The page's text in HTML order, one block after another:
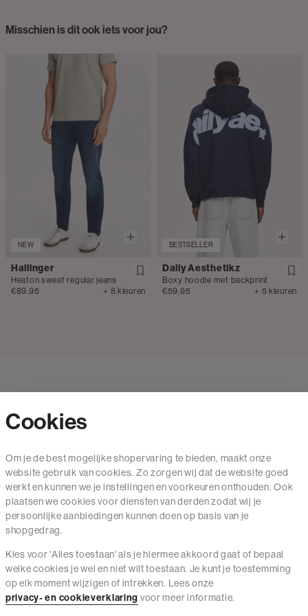
Misschien is dit ook iets voor jou?
NEW
Hallinger
Heaton sweat regular jeans
€89.95
+ 8 kleuren
BESTSELLER
Daily Aesthetikz
Boxy hoodie met backprint
€59.95
+ 5 kleuren
Mail ons
020 - 3412 650
Van maandag t/m vrijdag van 8.30 uur tot 18.00 uur.
Service
Wij zijn The Sting
Cookies
Om je de best mogelijke shopervaring te bieden, maakt onze
website gebruik van cookies. Zo zorgen wij dat de website goed
werkt en kunnen we je instellingen en voorkeuren onthouden. Ook
plaatsen we cookies voor diensten van derden zodat wij je
persoonlijke aanbiedingen kunnen doen op basis van je
shopgedrag.
Kies voor 'Alles toestaan' als je hiermee akkoord gaat of bepaal
welke cookies je wel en niet wilt toestaan. Je kunt je toestemming
op elk moment wijzigen of intrekken. Lees onze
privacy- en cookieverklaring voor meer informatie.